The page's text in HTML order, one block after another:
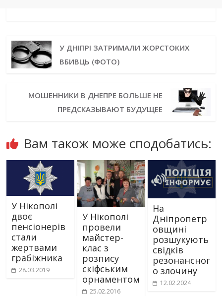
У ДНІПРІ ЗАТРИМАЛИ ЖОРСТОКИХ
ВБИВЦЬ (ФОТО)
МОШЕННИКИ В ДНЕПРЕ БОЛЬШЕ НЕ
ПРЕДСКАЗЫВАЮТ БУДУЩЕЕ
Вам також може сподобатись:
У Нікополі
двоє
пенсіонерів
стали
жертвами
грабіжника
28.03.2019
У Нікополі
провели
майстер-
клас з
розпису
скіфським
орнаментом
25.02.2016
На
Дніпропетр
овщині
розшукують
свідків
резонансног
о злочину
12.02.2024